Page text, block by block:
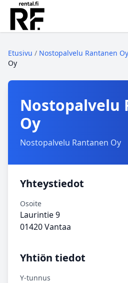
Etusivu / Nostopalvelu Rantanen Oy
Oy
Nostopalvelu
Oy
Nostopalvelu Rantanen Oy
Yhteystiedot
Osoite
Laurintie 9
01420 Vantaa
Yhtiön tiedot
Y-tunnus